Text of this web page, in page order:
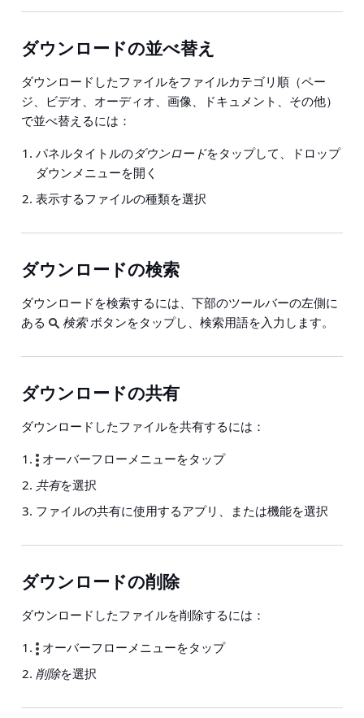
ダウンロードの並べ替え
ダウンロードしたファイルをファイルカテゴリ順（ペー
ジ、ビデオ、オーディオ、画像、ドキュメント、その他）
で並べ替えるには：
パネルタイトルのダウンロードをタップして、ドロップ
ダウンメニューを開く
表示するファイルの種類を選択
ダウンロードの検索
ダウンロードを検索するには、下部のツールバーの左側に
ある
検索ボタンをタップし、検索用語を入力します。
ダウンロードの共有
ダウンロードしたファイルを共有するには：
オーバーフローメニューをタップ
共有を選択
ファイルの共有に使用するアプリ、または機能を選択
ダウンロードの削除
ダウンロードしたファイルを削除するには：
オーバーフローメニューをタップ
削除を選択